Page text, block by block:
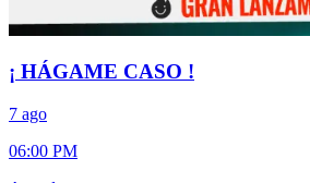
¡ HÁGAME CASO !
7 ago
06:00 PM